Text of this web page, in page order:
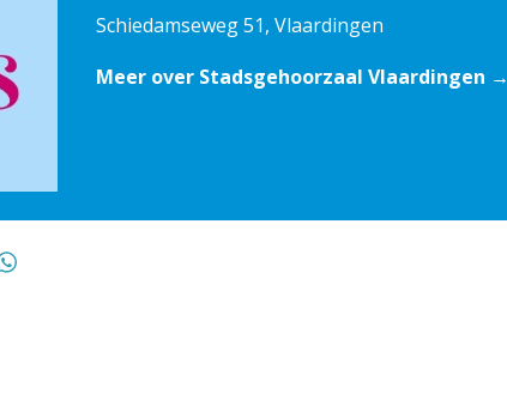
Schiedamseweg 51, Vlaardingen
Meer over Stadsgehoorzaal Vlaardingen →